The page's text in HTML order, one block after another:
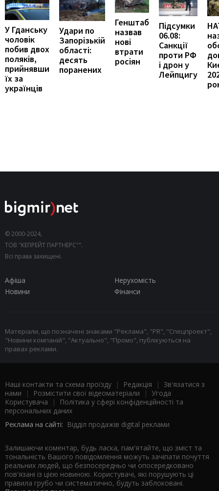
У Гданську
чоловік
побив двох
поляків,
прийнявши
їх за
українців
Удари по
Запорізькій
області:
десять
поранених
Генштаб
назвав
нові
втрати
росіян
Підсумки
06.08:
Санкції
проти РФ
і дрон у
Лейпцигу
© 2000-2024,
ТОВ "КЕПРЕЙТ ПАРТНЕРС"".
Всі права захищені.
Афіша
Нерухомість
Новини
Фінанси
Матеріали, що позначені знаками "Реклама", "PR", "Спецпроект",
"Новини компаній", "Актуально", "Промо", публікуються на
правах реклами.
Наші контакти та схема проїзду | Редакція | Зв'язатися з
нами | Розмістити свої відеоматеріали | Угода
Користувача |
Політика у сфері конфіденційності та
персональних даних
Реклама на сайті: Відділ продажів digital реклами
Залишаючи коментар, будь ласка, пам'ятайте, що зміст та
тональність Вашого повідомлення можуть зачіпати почуття
реальних людей, що безпосередньо чи опосередковано
пов'язані із цією новиною. Користувачі, які порушують ці
правила грубо чи систематично, будуть заблоковані.